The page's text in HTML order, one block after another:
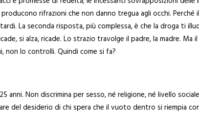
rifrazioni che non danno tregua agli occhi. Perché
La seconda risposta, più complessa, è che la droga ti
si alza, ricade. Lo strazio travolge il padre, la madre. Ma
non lo controlli. Quindi come si fa?
anni. Non discrimina per sesso, né religione, né livello
del desiderio di chi spera che il vuoto dentro si riempia